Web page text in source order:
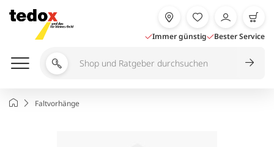
Inhalt
springen
Immer günstig Bester Service
Shop
durchsuchen
StartseiteFaltvorhänge